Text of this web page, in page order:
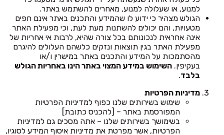
למנוע, או שעלולה למנוע, מאחרים להשתמש באתר.
הגולש מצהיר כי ידוע לו שהמידע והתכנים באתר אינם חפים
מטעויות, והם יכולים להשתנות מעת לעת, וכי מפעילת האתר
אינה אחראית לנכונותם בכל צורה שהיא, לרבות אי אחריות של
מפעילת האתר בגין תוצאות ונזקים כלשהם העלולים להיגרם
מהסתמכות על המידע והתכנים באתר במישרין ו/או
בעקיפין. השימוש במידע המצוי באתר הינו באחריות הגולש
בלבד.
מדיניות הפרטיות
שימוש בשירותים שלנו כפוף למדיניות הפרטיות
המפורסמת באתר – [להכניס כתובת]
בשימושך בשירותים שלנו – אתה מסכים גם למדיניות
הפרטיות, אשר מפרטת את מדיניות איסוף המידע לסוגיו,